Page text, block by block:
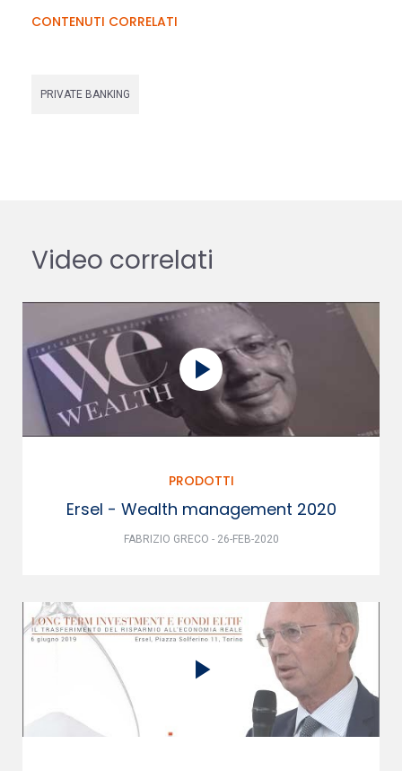
CONTENUTI CORRELATI
PRIVATE BANKING
Video correlati
PRODOTTI
Ersel - Wealth management 2020
FABRIZIO GRECO - 26-FEB-2020